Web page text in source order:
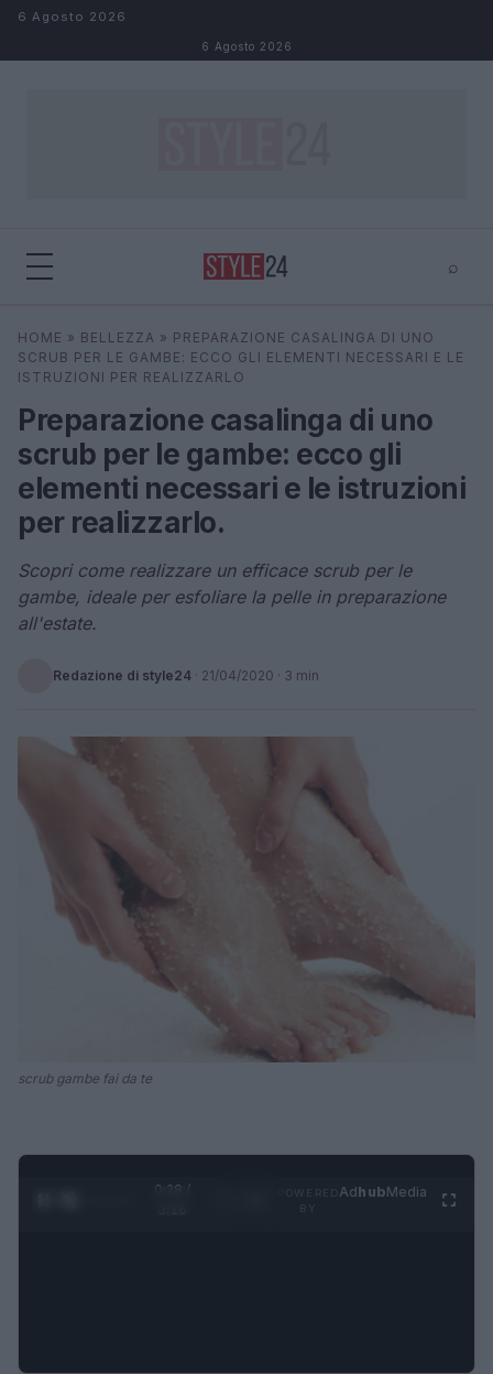
Salta al contenuto
6 Agosto 2026
6 Agosto 2026
⌕
Cerca ⌕
HOME » BELLEZZA » PREPARAZIONE CASALINGA DI UNO
SCRUB PER LE GAMBE: ECCO GLI ELEMENTI NECESSARI E LE
ISTRUZIONI PER REALIZZARLO
Preparazione casalinga di uno
scrub per le gambe: ecco gli
elementi necessari e le istruzioni
per realizzarlo.
Scopri come realizzare un efficace scrub per le
gambe, ideale per esfoliare la pelle in preparazione
all'estate.
Redazione di style24 · 21/04/2020 · 3 min
scrub gambe fai da te
0:29 /
AdhubMedia